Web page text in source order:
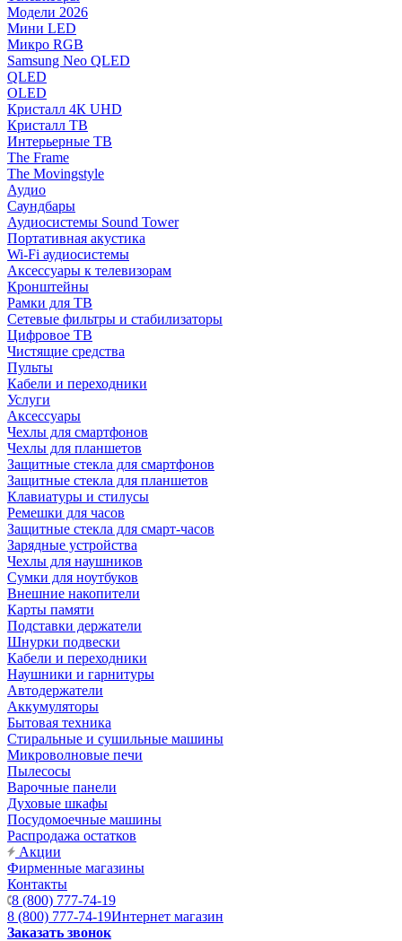
Модели 2026
Мини LED
Микро RGB
Samsung Neo QLED
QLED
OLED
Кристалл 4К UHD
Кристалл ТВ
Интерьерные ТВ
The Frame
The Movingstyle
Аудио
Саундбары
Аудиосистемы Sound Tower
Портативная акустика
Wi-Fi аудиосистемы
Аксессуары к телевизорам
Кронштейны
Рамки для ТВ
Сетевые фильтры и стабилизаторы
Цифровое ТВ
Чистящие средства
Пульты
Кабели и переходники
Услуги
Аксессуары
Чехлы для смартфонов
Чехлы для планшетов
Защитные стекла для смартфонов
Защитные стекла для планшетов
Клавиатуры и стилусы
Ремешки для часов
Защитные стекла для смарт-часов
Зарядные устройства
Чехлы для наушников
Сумки для ноутбуков
Внешние накопители
Карты памяти
Подставки держатели
Шнурки подвески
Кабели и переходники
Наушники и гарнитуры
Автодержатели
Аккумуляторы
Бытовая техника
Стиральные и сушильные машины
Микроволновые печи
Пылесосы
Варочные панели
Духовые шкафы
Посудомоечные машины
Распродажа остатков
Акции
Фирменные магазины
Контакты
8 (800) 777-74-19
8 (800) 777-74-19Интернет магазин
Заказать звонок